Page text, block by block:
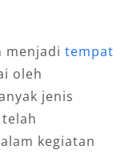
menjadi tempat
oleh
jenis
kegiatan